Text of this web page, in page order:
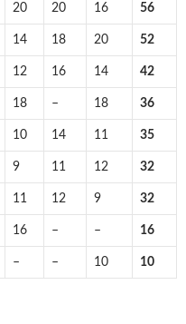
20 20 16 56
14 18 20 52
12 16 14 42
18 – 18 36
10 14 11 35
9 11 12 32
11 12 9 32
16 – – 16
– – 10 10